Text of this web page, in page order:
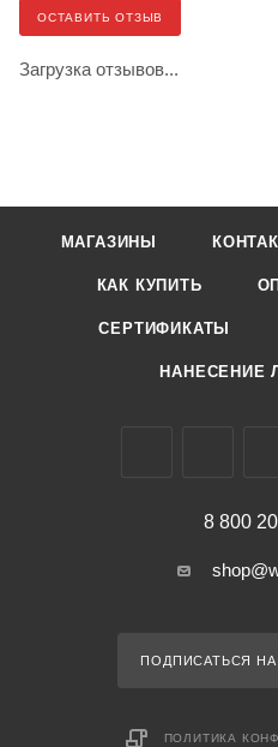
ОСТАВИТЬ ОТЗЫВ
Загрузка отзывов...
МАГАЗИНЫ
КАК КУПИТЬ
СЕРТИФИКАТЫ
НАНЕСЕНИЕ
8 800
ПОДПИСАТЬСЯ
ПОЛИТИКА